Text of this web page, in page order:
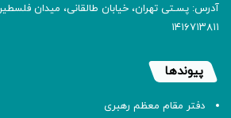
۱۴۱۶۷۱۳۸۱۱
پیوندها
دفتر مقام معظم رهبری